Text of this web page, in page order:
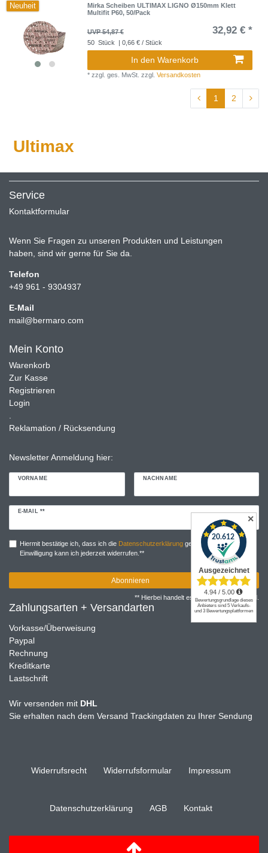
Neuheit
Mirka Scheiben ULTIMAX LIGNO Ø150mm Klett
Multifit P60, 50/Pack
UVP 54,87 € 32,92 € *
50 Stück | 0,66 € / Stück
In den Warenkorb
* zzgl. ges. MwSt. zzgl. Versandkosten
1 2
Ultimax
Service
Kontaktformular
Wenn Sie Fragen zu unseren Produkten und Leistungen
haben, sind wir gerne für Sie da.
Telefon
+49 961 - 9304937
E-Mail
mail@bermaro.com
Mein Konto
Warenkorb
Zur Kasse
Registrieren
Login
Reklamation / Rücksendung
Newsletter Anmeldung hier:
VORNAME NACHNAME
E-MAIL **
Newsletter
Hiermit bestätige ich, dass ich die Daten­schutz­erklärunggelesen habe. Meine
Einwilligung kann ich jederzeit widerrufen.**
Abonnieren
** Hierbei handelt es sich um ein Pflichtfeld.
Zahlungsarten + Versandarten
Vorkasse/Überweisung
Paypal
Rechnung
Kreditkarte
Lastschrift
Wir versenden mit DHL
Sie erhalten nach dem Versand Trackingdaten zu Ihrer Sendung
Widerrufs­recht Widerrufs­formular Impressum
Daten­schutz­erklärung AGB Kontakt
✕